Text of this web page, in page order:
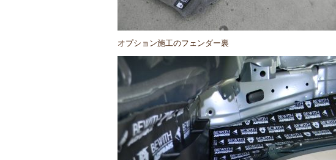
オプション施工のフェンダー裏